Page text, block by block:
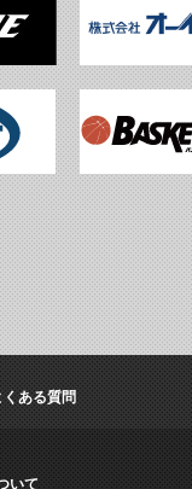
くある質問
いて